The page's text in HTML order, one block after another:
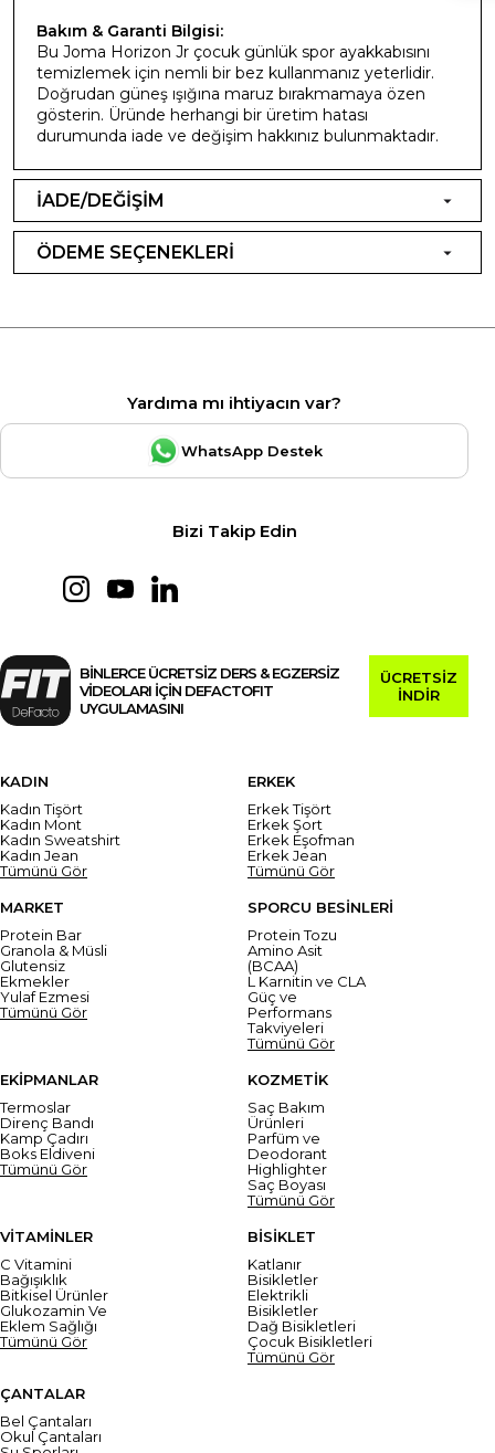
Bakım & Garanti Bilgisi:
Bu Joma Horizon Jr çocuk günlük spor ayakkabısını
temizlemek için nemli bir bez kullanmanız yeterlidir.
Doğrudan güneş ışığına maruz bırakmamaya özen
gösterin. Üründe herhangi bir üretim hatası
durumunda iade ve değişim hakkınız bulunmaktadır.
İADE/DEĞİŞİM
ÖDEME SEÇENEKLERİ
Yardıma mı ihtiyacın var?
WhatsApp Destek
Bizi Takip Edin
BİNLERCE ÜCRETSİZ DERS & EGZERSİZ
VİDEOLARI İÇİN DEFACTOFIT
UYGULAMASINI
ÜCRETSİZ
İNDİR
KADIN
Kadın Tişört
Kadın Mont
Kadın Sweatshirt
Kadın Jean
Tümünü Gör
ERKEK
Erkek Tişört
Erkek Şort
Erkek Eşofman
Erkek Jean
Tümünü Gör
MARKET
Protein Bar
Granola & Müsli
Glutensiz
Ekmekler
Yulaf Ezmesi
Tümünü Gör
SPORCU BESİNLERİ
Protein Tozu
Amino Asit
(BCAA)
L Karnitin ve CLA
Güç ve
Performans
Takviyeleri
Tümünü Gör
EKİPMANLAR
Termoslar
Direnç Bandı
Kamp Çadırı
Boks Eldiveni
Tümünü Gör
KOZMETİK
Saç Bakım
Ürünleri
Parfüm ve
Deodorant
Highlighter
Saç Boyası
Tümünü Gör
VİTAMİNLER
C Vitamini
Bağışıklık
Bitkisel Ürünler
Glukozamin Ve
Eklem Sağlığı
Tümünü Gör
BİSİKLET
Katlanır
Bisikletler
Elektrikli
Bisikletler
Dağ Bisikletleri
Çocuk Bisikletleri
Tümünü Gör
ÇANTALAR
Bel Çantaları
Okul Çantaları